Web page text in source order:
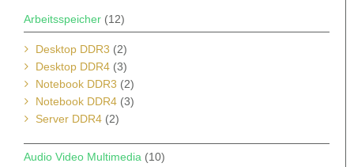
Arbeitsspeicher (12)
Desktop DDR3 (2)
Desktop DDR4 (3)
Notebook DDR3 (2)
Notebook DDR4 (3)
Server DDR4 (2)
Audio Video Multimedia (10)